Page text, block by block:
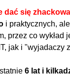
dać się
i praktycznych,
przez co wykład
jak i "wyjadaczy
6 lat i